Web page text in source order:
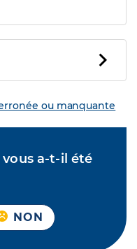
ou manquante
a-t-il été
NON